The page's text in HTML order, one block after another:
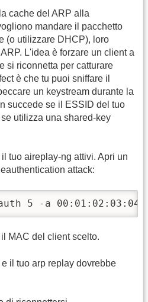
cache del ARP alla
mandare il pacchetto
(o utilizzare DHCP), loro
L'idea è forzare un client a
si riconnetta per catturare
è che tu puoi sniffare il
un keystream durante la
succede se il ESSID del tuo
utilizza una shared-key
tuo aireplay-ng attivi. Apri un
attack:
5 -a
MAC del client scelto.
il tuo arp replay dovrebbe